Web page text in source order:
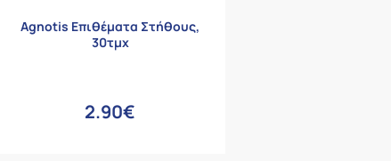
Agnotis Επιθέματα Στήθους,
30τμχ
2.90€